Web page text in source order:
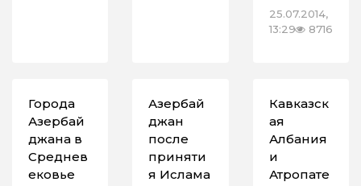
25.07.2014,
13:29
8716
Города
Азербай
джана в
Среднев
ековье
Азербай
джан
после
приняти
я Ислама
Кавказск
ая
Албания
и
Атропате